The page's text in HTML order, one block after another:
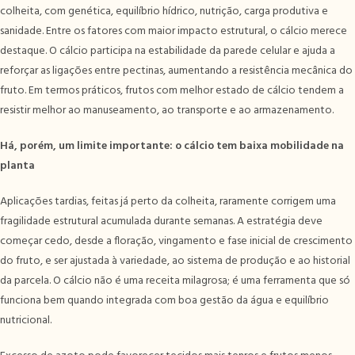
colheita, com genética, equilíbrio hídrico, nutrição, carga produtiva e
sanidade. Entre os fatores com maior impacto estrutural, o cálcio merece
destaque. O cálcio participa na estabilidade da parede celular e ajuda a
reforçar as ligações entre pectinas, aumentando a resistência mecânica do
fruto. Em termos práticos, frutos com melhor estado de cálcio tendem a
resistir melhor ao manuseamento, ao transporte e ao armazenamento.
Há, porém, um limite importante: o cálcio tem baixa mobilidade na
planta
Aplicações tardias, feitas já perto da colheita, raramente corrigem uma
fragilidade estrutural acumulada durante semanas. A estratégia deve
começar cedo, desde a floração, vingamento e fase inicial de crescimento
do fruto, e ser ajustada à variedade, ao sistema de produção e ao historial
da parcela. O cálcio não é uma receita milagrosa; é uma ferramenta que só
funciona bem quando integrada com boa gestão da água e equilíbrio
nutricional.